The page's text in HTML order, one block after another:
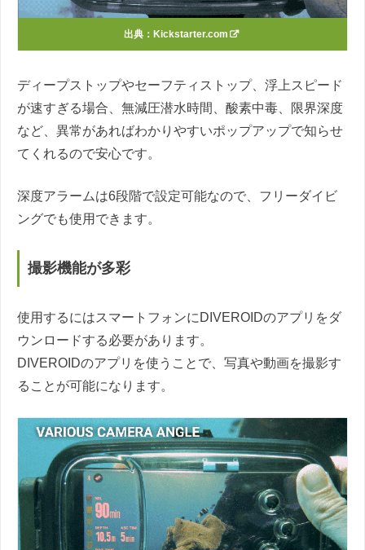
出典：Kickstarter.com
ディープストップやセーフティストップ、浮上スピード
が速すぎる場合、無減圧潜水時間、酸素中毒、限界深度
など、異常があればわかりやすいポップアップで知らせ
てくれるので安心です。
深度アラームは6段階で設定可能なので、フリーダイビ
ングでも使用できます。
撮影機能が多彩
使用するにはスマートフォンにDIVEROIDのアプリをダ
ウンロードする必要があります。
DIVEROIDのアプリを使うことで、写真や動画を撮影す
ることが可能になります。